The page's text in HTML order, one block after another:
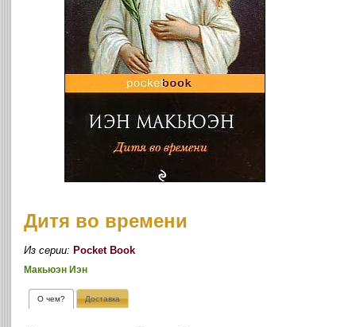
Дитя во времени
Из серии:Pocket Book
Макьюэн Иэн
О чем? Доставка